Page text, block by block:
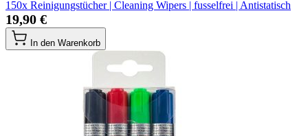
150x Reinigungstücher | Cleaning Wipers | fusselfrei | Antistatisch
19,90 €
In den Warenkorb